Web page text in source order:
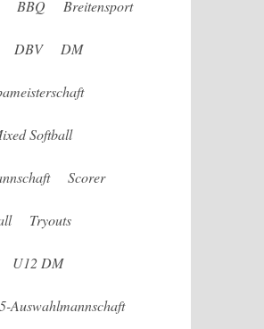
BBQ Breitensport
DBV DM
Softball
Scorer
Tryouts
U12 DM
Auswahlmannschaft